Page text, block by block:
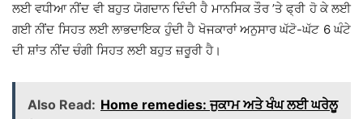
ਲਈ ਵਧੀਆ ਨੀਂਦ ਵੀ ਬਹੁਤ ਯੋਗਦਾਨ ਦਿੰਦੀ ਹੈ ਮਾਨਸਿਕ ਤੌਰ ’ਤੇ ਫ੍ਰੀ ਹੋ ਕੇ ਲਈ
ਗਈ ਨੀਂਦ ਸਿਹਤ ਲਈ ਲਾਭਦਾਇਕ ਹੁੰਦੀ ਹੈ ਖੋਜਕਾਰਾਂ ਅਨੁਸਾਰ ਘੱਟੋ-ਘੱਟ 6 ਘੰਟੇ
ਦੀ ਸ਼ਾਂਤ ਨੀਂਦ ਚੰਗੀ ਸਿਹਤ ਲਈ ਬਹੁਤ ਜ਼ਰੂਰੀ ਹੈ।
Also Read: Home remedies: ਜੁਕਾਮ ਅਤੇ ਖੰਘ ਲਈ ਘਰੇਲੂ